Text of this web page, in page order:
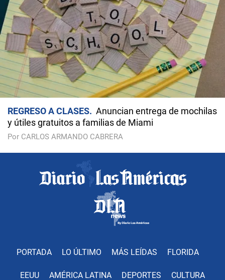
REGRESO A CLASES
Anuncian entrega de mochilas
y útiles gratuitos a familias de Miami
Por CARLOS ARMANDO CABRERA
PORTADA LO ÚLTIMO MÁS LEÍDAS FLORIDA
EEUU AMÉRICA LATINA DEPORTES CULTURA